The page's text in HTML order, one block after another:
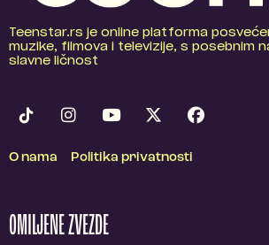
Teenstar.rs je online platforma
muzike, filmova i televizije, s posebnim
slavne ličnost
O nama Politika privatnosti
OMILJENE ZVEZDE